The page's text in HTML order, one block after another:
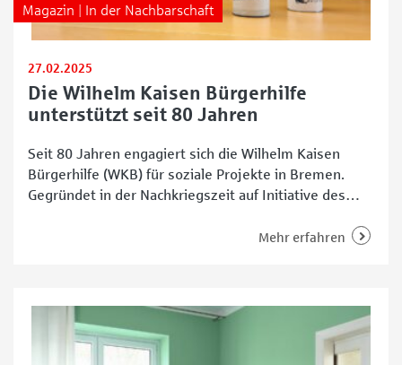
Magazin | In der Nachbarschaft
27.02.2025
Die Wilhelm Kaisen Bürgerhilfe
unterstützt seit 80 Jahren
Seit 80 Jahren engagiert sich die Wilhelm Kaisen
Bürgerhilfe (WKB) für soziale Projekte in Bremen.
Gegründet in der Nachkriegszeit auf Initiative des
sich bis heute für Menschen in Not ein. Mit
Grotheer, Vorstandsvorsitzende
Mehr erfahren